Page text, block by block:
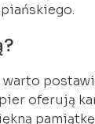
oferują
pamiątkę